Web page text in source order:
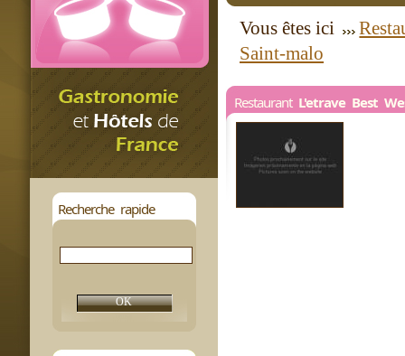
Recherche rapide
Vous êtes ici
Saint-malo
Restaurant L'etrave Best